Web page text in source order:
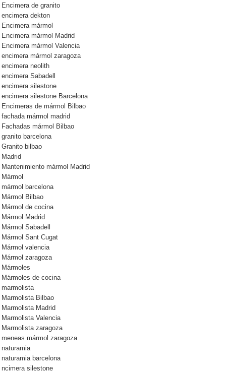
Encimera de granito
encimera dekton
Encimera mármol
Encimera mármol Madrid
Encimera mármol Valencia
encimera mármol zaragoza
encimera neolith
encimera Sabadell
encimera silestone
encimera silestone Barcelona
Encimeras de mármol Bilbao
fachada mármol madrid
Fachadas mármol Bilbao
granito barcelona
Granito bilbao
Madrid
Mantenimiento mármol Madrid
Mármol
mármol barcelona
Mármol Bilbao
Mármol de cocina
Mármol Madrid
Mármol Sabadell
Mármol Sant Cugat
Mármol valencia
Mármol zaragoza
Mármoles
Mármoles de cocina
marmolista
Marmolista Bilbao
Marmolista Madrid
Marmolista Valencia
Marmolista zaragoza
meneas mármol zaragoza
naturamia
naturamia barcelona
ncimera silestone